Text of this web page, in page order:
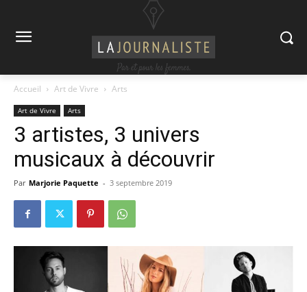
Accueil Art de Vivre Arts
Art de Vivre Arts
3 artistes, 3 univers
musicaux à découvrir
Par Marjorie Paquette - 3 septembre 2019